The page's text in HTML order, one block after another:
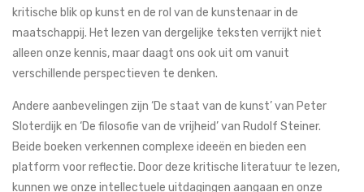
kritische blik op kunst en de rol van de kunstenaar in de
maatschappij. Het lezen van dergelijke teksten verrijkt niet
alleen onze kennis, maar daagt ons ook uit om vanuit
verschillende perspectieven te denken.
Andere aanbevelingen zijn ‘De staat van de kunst’ van Peter
Sloterdijk en ‘De filosofie van de vrijheid’ van Rudolf Steiner.
Beide boeken verkennen complexe ideeën en bieden een
platform voor reflectie. Door deze kritische literatuur te lezen,
kunnen we onze intellectuele uitdagingen aangaan en onze